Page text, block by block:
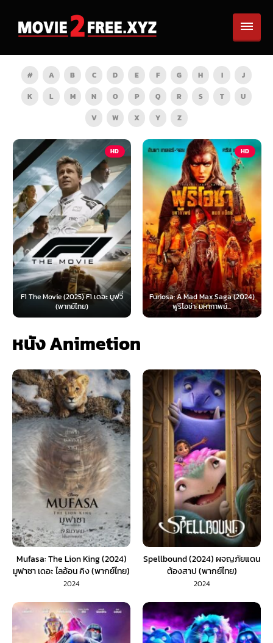
# A B C D E F G H I
J
K
L M N O P Q R S T
U
V
W X Y Z
HD
F1 The Movie (2025) F1 เดอะ มูฟวี่
(พากย์ไทย)
HD
Furiosa: A Mad Max Saga (2024)
ฟูริโอซ่า: มหากาพย์...
หนัง Animetion
Mufasa: The Lion King (2024)
มูฟาซา เดอะ ไลอ้อน คิง (พากย์ไทย)
2024
Spellbound (2024) ผจญภัยแดน
ต้องสาป (พากย์ไทย)
2024